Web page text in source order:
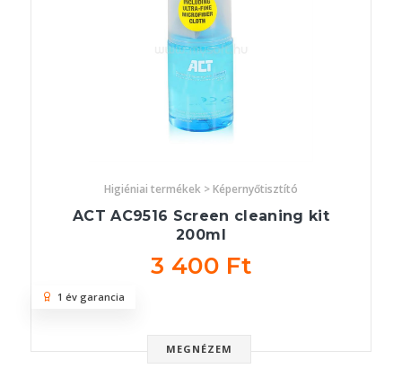
Higiéniai termékek > Képernyőtisztító
ACT AC9516 Screen cleaning kit
200ml
3 400 Ft
MEGNÉZEM
1 év garancia